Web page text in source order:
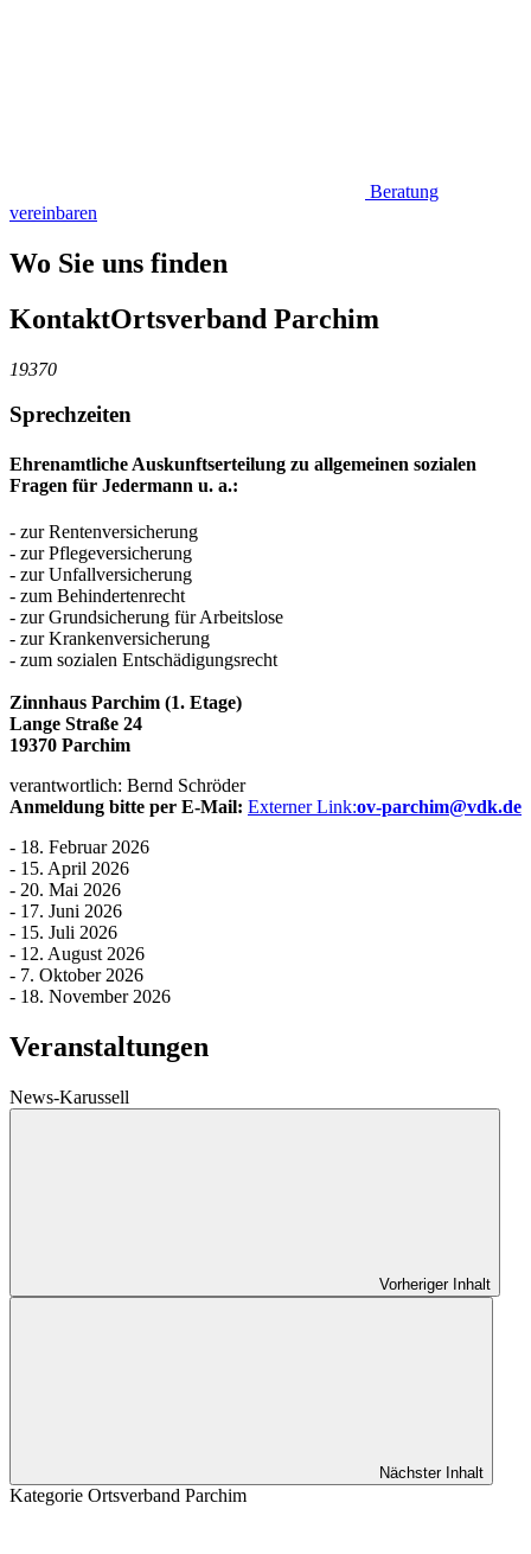
Beratung
vereinbaren
Wo Sie uns finden
KontaktOrtsverband Parchim
19370
Sprechzeiten
Ehrenamtliche Auskunftserteilung zu allgemeinen sozialen
Fragen für Jedermann u. a.:
- zur Rentenversicherung
- zur Pflegeversicherung
- zur Unfallversicherung
- zum Behindertenrecht
- zur Grundsicherung für Arbeitslose
- zur Krankenversicherung
- zum sozialen Entschädigungsrecht
Zinnhaus Parchim (1. Etage)
Lange Straße 24
19370 Parchim
verantwortlich: Bernd Schröder
Anmeldung bitte per E-Mail: Externer Link:ov-parchim@vdk.de
- 18. Februar 2026
- 15. April 2026
- 20. Mai 2026
- 17. Juni 2026
- 15. Juli 2026
- 12. August 2026
- 7. Oktober 2026
- 18. November 2026
Veranstaltungen
News-Karussell
Vorheriger Inhalt
Nächster Inhalt
Kategorie Ortsverband Parchim